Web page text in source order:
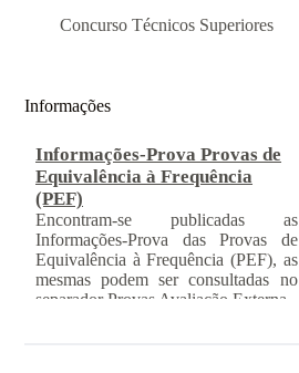
Concurso Técnicos Superiores
Informações
(PEF)
mesmas podem ser consultadas no
INSCRIÇÃO NAS PROVAS
FINAIS E NAS PROVAS DE
EQUIVALÊNCIA À
FREQUÊNCIA
Com a publicação da Norma 1 do
JNE – Júri Nacional de Exames,
ficaram definidos os prazos para